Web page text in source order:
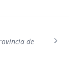
de